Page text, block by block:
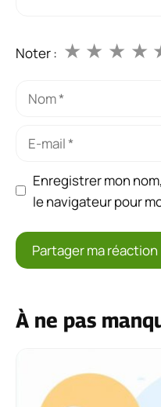
Noter : ★
★
★
★
Nom
Enregistrer mon
le navigateur pour
À ne pas